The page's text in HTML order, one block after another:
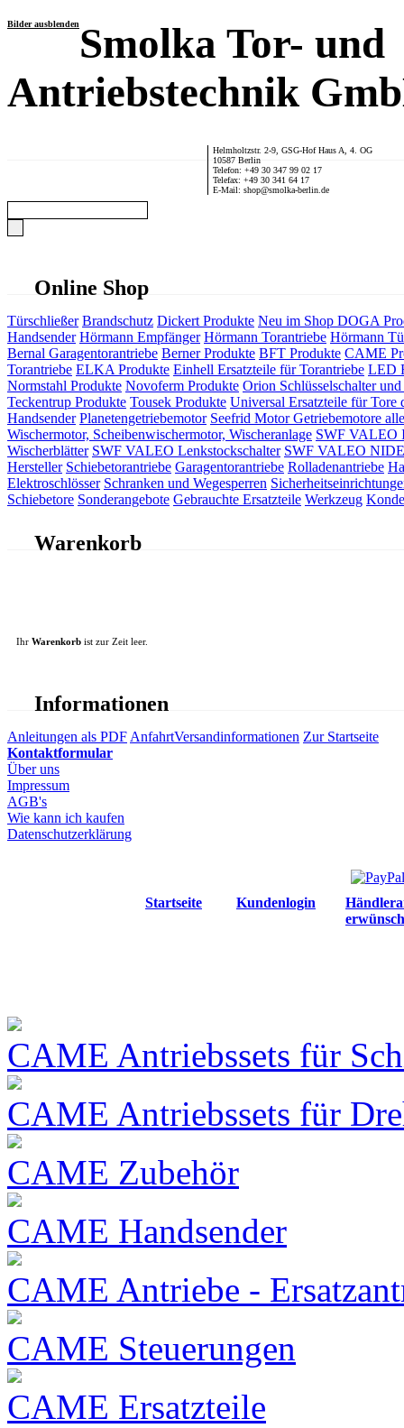
Bilder ausblendenSmolka Tor- und
Antriebstechnik
Helmholtzstr. 2-9, GSG-Hof Haus A, 4. OG
10587 Berlin
Telefon: +49 30 347 99 02 17
Telefax: +49 30 341 64 17
E-Mail: shop@smolka-berlin.de
Online Shop
Türschließer Brandschutz Dickert Produkte Neu im Shop DOGA
Handsender Hörmann Empfänger Hörmann Torantriebe Hörmann
Bernal Garagentorantriebe Berner Produkte BFT Produkte CAME
Torantriebe ELKA Produkte Einhell Ersatzteile für Torantriebe LED
Normstahl Produkte Novoferm Produkte Orion Schlüsselschalter und
Teckentrup Produkte Tousek Produkte Universal Ersatzteile für Tore
Handsender Planetengetriebemotor Seefrid Motor Getriebemotore
Wischermotor, Scheibenwischermotor, Wischeranlage SWF VALEO
Wischerblätter SWF VALEO Lenkstockschalter SWF VALEO
Hersteller Schiebetorantriebe Garagentorantriebe Rolladenantriebe
Elektroschlösser Schranken und Wegesperren
Schiebetore Sonderangebote Gebrauchte Ersatzteile Werkzeug
Warenkorb
Ihr Warenkorb ist zur Zeit leer.
Informationen
Anleitungen als PDF AnfahrtVersandinformationen Zur Startseite
Kontaktformular
Über uns
Impressum
AGB's
Wie kann ich kaufen
Datenschutzerklärung
Startseite Kundenlogin
CAME Antriebssets für
CAME Antriebssets für
CAME Zubehör
CAME Handsender
CAME Antriebe -
CAME Steuerungen
CAME Ersatzteile